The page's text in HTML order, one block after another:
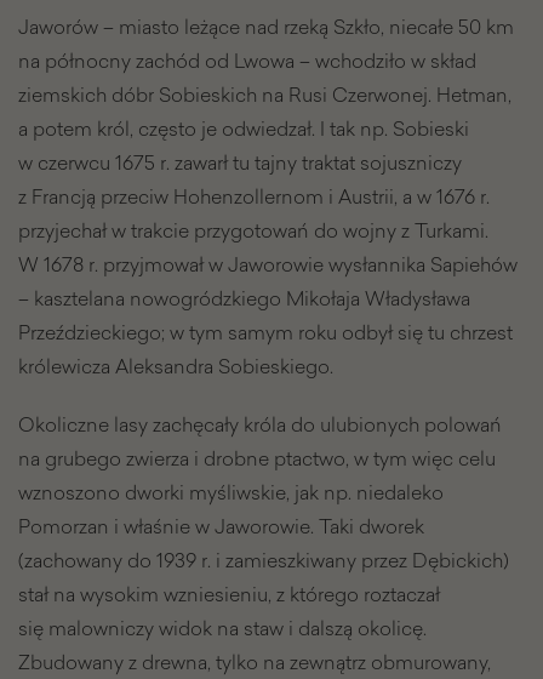
Jaworów – miasto leżące nad rzeką Szkło, niecałe 50 km
na północny zachód od Lwowa – wchodziło w skład
ziemskich dóbr Sobieskich na Rusi Czerwonej. Hetman,
a potem król, często je odwiedzał. I tak np. Sobieski
w czerwcu 1675 r. zawarł tu tajny traktat sojuszniczy
z Francją przeciw Hohenzollernom i Austrii, a w 1676 r.
przyjechał w trakcie przygotowań do wojny z Turkami.
W 1678 r. przyjmował w Jaworowie wysłannika Sapiehów
– kasztelana nowogródzkiego Mikołaja Władysława
Przeździeckiego; w tym samym roku odbył się tu chrzest
królewicza Aleksandra Sobieskiego.
Okoliczne lasy zachęcały króla do ulubionych polowań
na grubego zwierza i drobne ptactwo, w tym więc celu
wznoszono dworki myśliwskie, jak np. niedaleko
Pomorzan i właśnie w Jaworowie. Taki dworek
(zachowany do 1939 r. i zamieszkiwany przez Dębickich)
stał na wysokim wzniesieniu, z którego roztaczał
się malowniczy widok na staw i dalszą okolicę.
Zbudowany z drewna, tylko na zewnątrz obmurowany,